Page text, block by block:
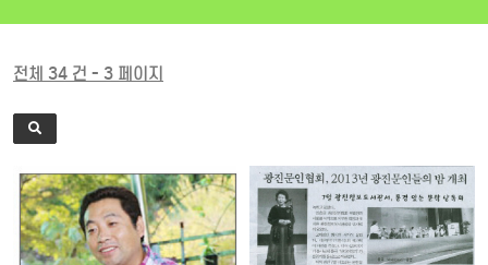
전체 34 건 - 3 페이지